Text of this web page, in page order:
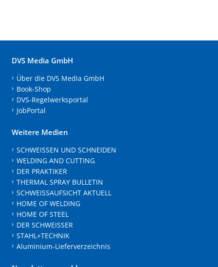
DVS Media GmbH
Über die DVS Media GmbH
Book-Shop
DVS-Regelwerksportal
JobPortal
Weitere Medien
SCHWEISSEN UND SCHNEIDEN
WELDING AND CUTTING
DER PRAKTIKER
THERMAL SPRAY BULLETIN
SCHWEISSAUFSICHT AKTUELL
HOME OF WELDING
HOME OF STEEL
DER SCHWEISSER
STAHL+TECHNIK
Aluminium-Lieferverzeichnis